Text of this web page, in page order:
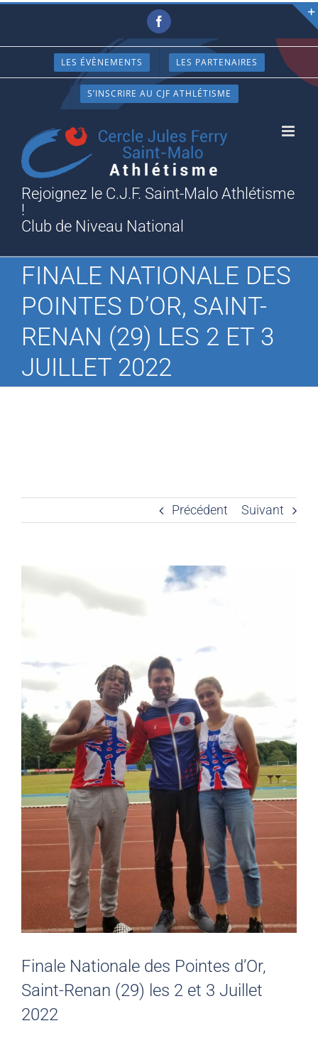
Passer
contenu
Facebook
LES ÉVÈNEMENTS LES PARTENAIRES
S’INSCRIRE AU CJF ATHLÉTISME
Rejoignez le C.J.F. Saint-Malo Athlétisme
!
Club de Niveau National
FINALE NATIONALE DES
POINTES D’OR, SAINT-
RENAN (29) LES 2 ET 3
JUILLET 2022
Précédent Suivant
Finale Nationale des Pointes d’Or,
Saint-Renan (29) les 2 et 3 Juillet
2022